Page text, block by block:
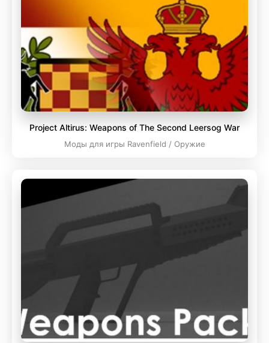
Project Altirus: Weapons of The Second Leersog War
Моды для игры Ravenfield / Оружие